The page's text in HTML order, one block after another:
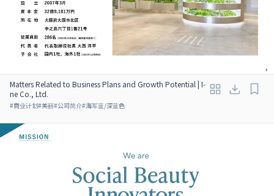
Matters Related to Business Plans and Growth Potential | I-
ne Co., Ltd.
#商业计划#美丽#公司简介#海军蓝/深蓝色